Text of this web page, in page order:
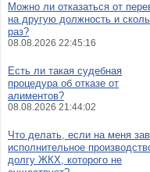
Можно ли отказаться от
на другую должность и
раз?
08.08.2026 22:45:16
Есть ли такая судебная
процедура об отказе от
алиментов?
08.08.2026 21:44:02
Что делать, если на меня
исполнительное
долгу ЖКХ, которого не